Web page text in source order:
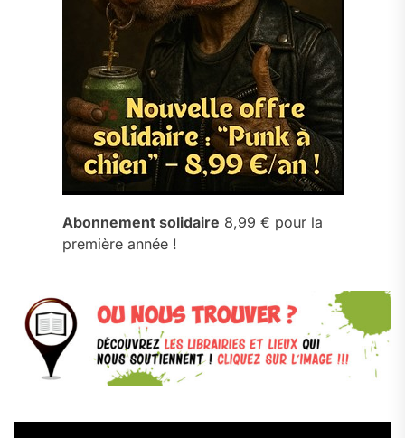
Abonnement solidaire 8,99 € pour la
première année !